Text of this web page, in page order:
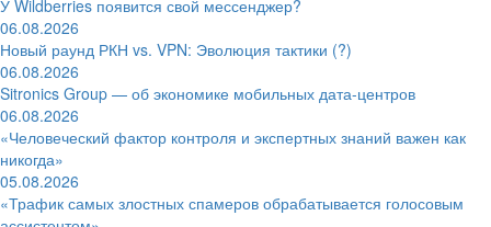
У Wildberries появится свой мессенджер?
06.08.2026
Новый раунд РКН vs. VPN: Эволюция тактики (?)
06.08.2026
Sitronics Group — об экономике мобильных дата-центров
06.08.2026
«Человеческий фактор контроля и экспертных знаний важен как
никогда»
05.08.2026
«Трафик самых злостных спамеров обрабатывается голосовым